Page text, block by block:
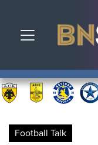
Toggle
Football Talk